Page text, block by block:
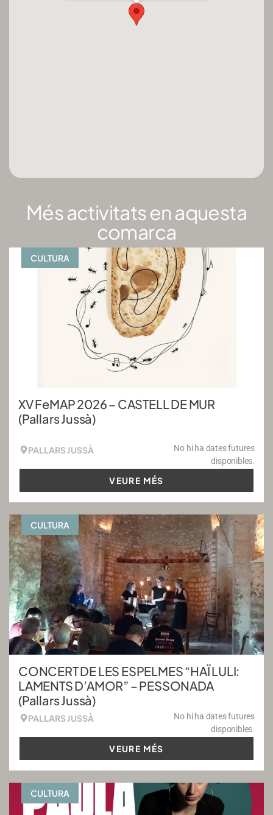
Més activitats en aquesta
comarca
CULTURA
XV FeMAP 2026 – CASTELL DE MUR
(Pallars Jussà)
PALLARS JUSSÀ
No hi ha dates futures
disponibles.
VEURE MÉS
CULTURA
CONCERT DE LES ESPELMES “HAÏ LULI:
LAMENTS D’AMOR” – PESSONADA
(Pallars Jussà)
PALLARS JUSSÀ
No hi ha dates futures
disponibles.
VEURE MÉS
CULTURA